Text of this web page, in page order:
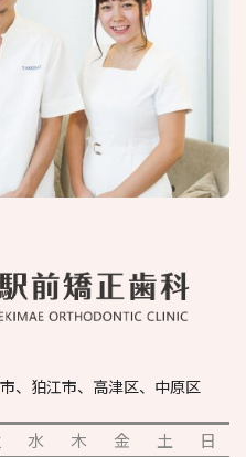
、狛江市、高津区、中原区
水 木 金 土
日